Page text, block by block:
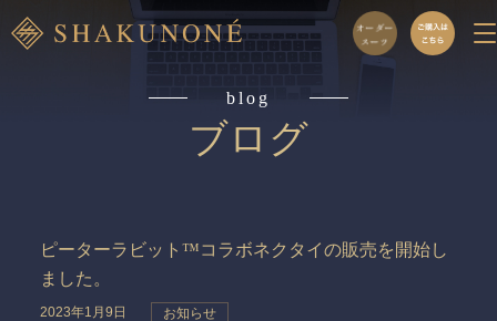
blog
ブログ
ピーターラビット™コラボネクタイの販売を開始し
ました。
2023年1月9日 お知らせ